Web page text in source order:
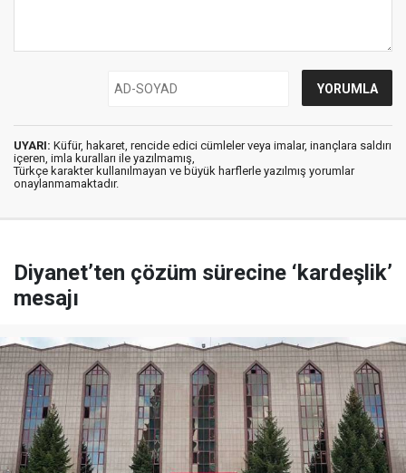
UYARI: Küfür, hakaret, rencide edici cümleler veya imalar, inançlara saldırı
içeren, imla kuralları ile yazılmamış,
Türkçe karakter kullanılmayan ve büyük harflerle yazılmış yorumlar
onaylanmamaktadır.
Diyanet’ten çözüm sürecine ‘kardeşlik’
mesajı